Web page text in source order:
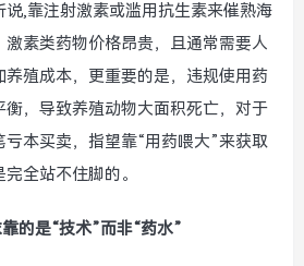
说,靠注射激素或滥用抗生素来催熟海
素类药物价格昂贵，且通常需要人
养殖成本，更重要的是，违规使用药
，导致养殖动物大面积死亡，对于
本买卖，指望靠“用药喂大”来获取
全站不住脚的。
的是“技术”而非“药水”